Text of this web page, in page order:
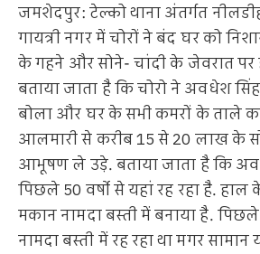
जमशेदपुर: टेल्को थाना अंतर्गत
गायत्री नगर में चोरों ने बंद घर को
के गहने और सोने- चांदी के जेवरात पर
बताया जाता है कि चोरो ने अवधेश
बोला और घर के सभी कमरों के ताले
आलमारी से करीब 15 से 20 लाख के
आभूषण ले उड़े. बताया जाता है कि
पिछले 50 वर्षो से यहां रह रहा है. हाल
मकान नामदा बस्ती में बनाया है.
नामदा बस्ती में रह रहा था मगर सामान